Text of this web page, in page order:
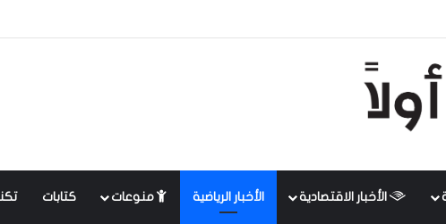
الأخبار الاقتصادية الأخبار الرياضية منوعات كتابات